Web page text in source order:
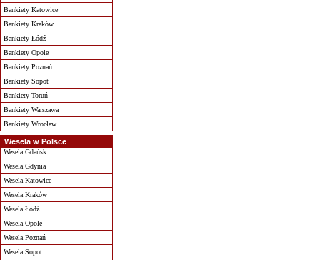
Bankiety Katowice
Bankiety Kraków
Bankiety Łódź
Bankiety Opole
Bankiety Poznań
Bankiety Sopot
Bankiety Toruń
Bankiety Warszawa
Bankiety Wrocław
Wesela w Polsce
Wesela Gdańsk
Wesela Gdynia
Wesela Katowice
Wesela Kraków
Wesela Łódź
Wesela Opole
Wesela Poznań
Wesela Sopot